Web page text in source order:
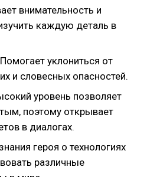
внимательность и
каждую деталь в
Помогает уклониться от
и словесных опасностей.
уровень позволяет
поэтому открывает
в диалогах.
героя о технологиях
различные